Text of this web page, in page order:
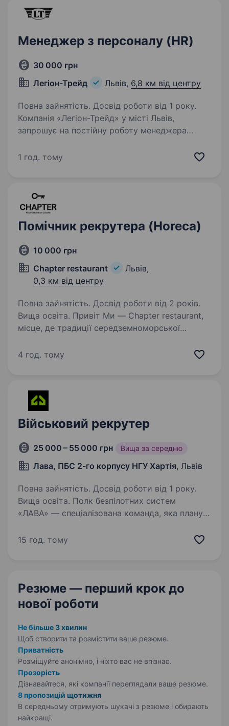
Менеджер з персоналу (HR)
30 000 грн
Легіон-Трейд
Львів, 6,8 км від центру
Повна зайнятість. Досвід роботи від 1 року.
Компанія «Легіон-Трейд» у місті Львів,
запрошує на постійну роботу менеджера
заробітну плату — від 20 000 грн + бонуси;
1 год. тому
Помічник рекрутера (Horeca)
10 000 грн
Chapter restaurant
Львів,
0,3 км від центру
Повна зайнятість. Досвід роботи від 2 років.
Вища освіта. Привіт Ми — Chapter restaurant,
місце, де традиції середземноморської
баченням і неповторною атмосферою. Якщо
4 год. тому
Військовий рекрутер
25 000 – 55 000 грн Вища за середню
Лава, ПБС 2-го корпусу НГУ Хартія, Львів
Повна зайнятість. Досвід роботи від 1 року.
Вища освіта. Полк безпілотних систем
«ЛАВА» — спеціалізована команда, яка планує,
забезпечувати швидке й точне отримання
15 год. тому
Резюме — перший крок до
нової роботи
Не більше 3 хвилин
Щоб створити та розмістити ваше резюме.
Приватність
Розміщуйте анонімно, і ніхто вас не впізнає.
Прозорість
Дізнавайтеся, які компанії переглядали ваше резюме.
8 пропозицій щотижня
В середньому отримують шукачі з резюме і обирають
найкращі.